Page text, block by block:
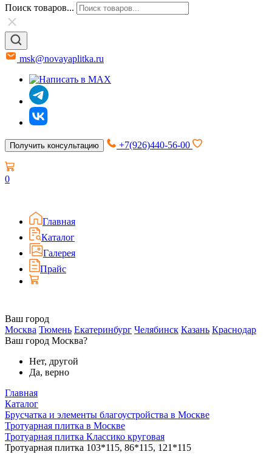
Поиск товаров...
msk@novayaplitka.ru
Получить консультацию +7(926)440-56-00
0
Главная
Каталог
Галерея
Прайс
Ваш город
Москва Тюмень Екатеринбург Челябинск Казань Краснодар
Ваш город Москва?
Нет, другой
Да, верно
Главная
Каталог
Брусчатка и элементы благоустройства в Москве
Тротуарная плитка в Москве
Тротуарная плитка Классико круговая
Тротуарная плитка 103*115, 86*115, 121*115